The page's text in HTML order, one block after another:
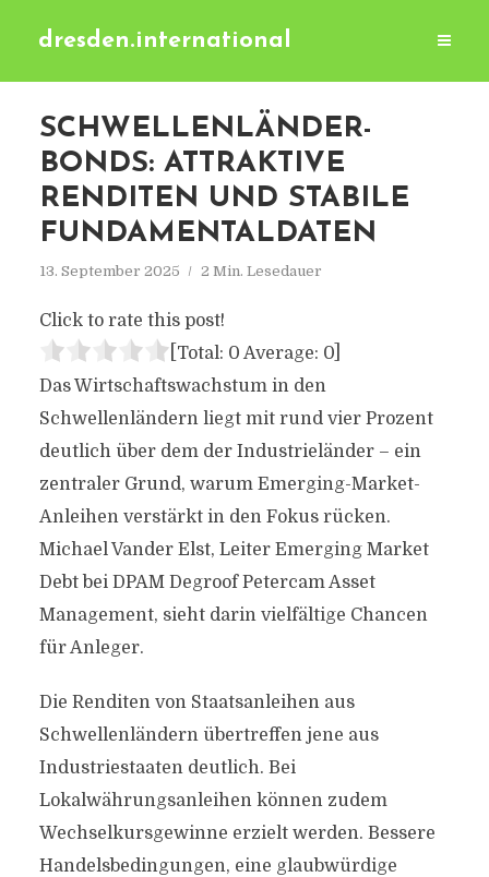
dresden.international
SCHWELLENLÄNDER-
BONDS: ATTRAKTIVE
RENDITEN UND STABILE
FUNDAMENTALDATEN
13. September 2025 2 Min. Lesedauer
Click to rate this post!
[Total: 0 Average: 0]
Das Wirtschaftswachstum in den
Schwellenländern liegt mit rund vier Prozent
deutlich über dem der Industrieländer – ein
zentraler Grund, warum Emerging-Market-
Anleihen verstärkt in den Fokus rücken.
Michael Vander Elst, Leiter Emerging Market
Debt bei DPAM Degroof Petercam Asset
Management, sieht darin vielfältige Chancen
für Anleger.
Die Renditen von Staatsanleihen aus
Schwellenländern übertreffen jene aus
Industriestaaten deutlich. Bei
Lokalwährungsanleihen können zudem
Wechselkursgewinne erzielt werden. Bessere
Handelsbedingungen, eine glaubwürdige